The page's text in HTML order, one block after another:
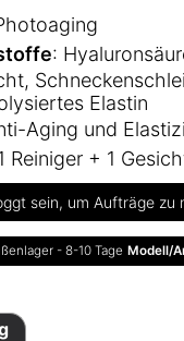
:
Elastin
Aging und
Reiniger + 1
sein, um Aufträge zu
- 8-10 Tage Modell/